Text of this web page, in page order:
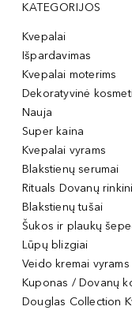
KATEGORIJOS
Kvepalai
Išpardavimas
Kvepalai moterims
Dekoratyvinė
Nauja
Super kaina
Kvepalai vyrams
Blakstienų serumai
Rituals Dovanų
Blakstienų tušai
Šukos ir plaukų
Lūpų blizgiai
Veido kremai vyrams
Kuponas / Dovanų
Douglas Collection